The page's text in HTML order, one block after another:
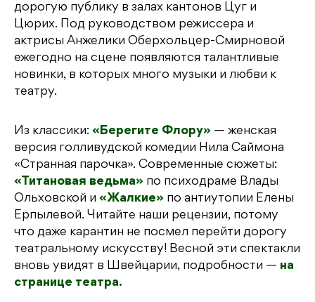
дорогую публику в залах кантонов Цуг и
Цюрих. Под руководством режиссера и
актрисы Анжелики Оберхольцер-Смирновой
ежегодно на сцене появляются талантливые
новинки, в которых много музыки и любви к
театру.
Из классики: «Берегите Флору» — женская
версия голливудской комедии Нила Саймона
«Странная парочка». Современные сюжеты:
«Титановая ведьма» по психодраме Влады
Ольховской и «Жалкие» по антиутопии Елены
Ерпылевой. Читайте наши рецензии, потому
что даже карантин не посмел перейти дорогу
театральному искусству! Весной эти спектакли
вновь увидят в Швейцарии, подробности — на
странице театра.